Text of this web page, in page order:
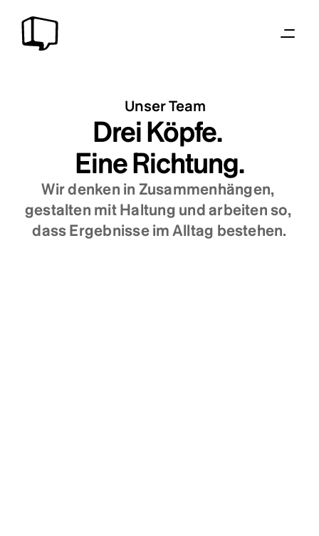
Unser Team
Drei Köpfe.
Eine Richtung.
Wir denken in Zusammenhängen,
gestalten mit Haltung und arbeiten so,
dass Ergebnisse im Alltag bestehen.